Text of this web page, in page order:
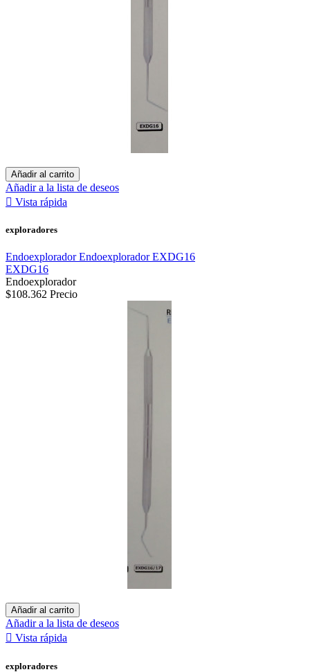
Añadir al carrito
Añadir a la lista de deseos
 Vista rápida
exploradores
Endoexplorador Endoexplorador EXDG16
EXDG16
Endoexplorador
$108.362 Precio
Añadir al carrito
Añadir a la lista de deseos
 Vista rápida
exploradores